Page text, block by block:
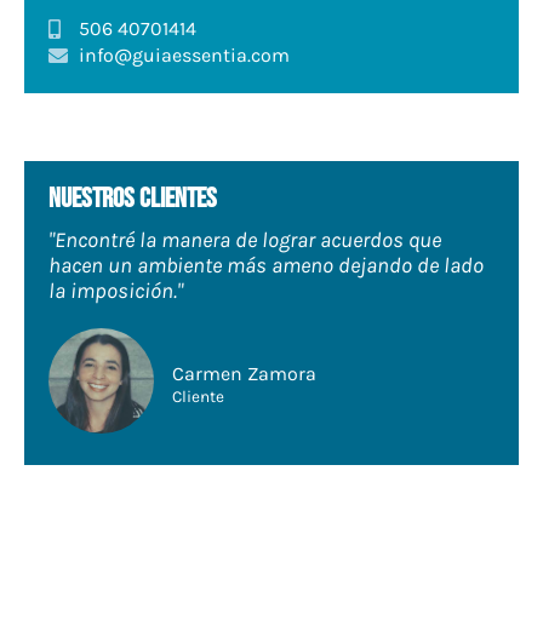
506 40701414
info@guiaessentia.com
Nuestros clientes
"Encontré la manera de lograr acuerdos que
hacen un ambiente más ameno dejando de lado
la imposición."
Carmen Zamora
Cliente